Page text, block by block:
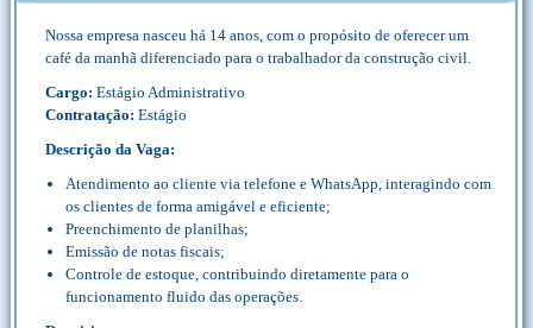
Nossa empresa nasceu há 14 anos, com o propósito de oferecer um
café da manhã diferenciado para o trabalhador da construção civil.
Cargo: Estágio Administrativo
Contratação: Estágio
Descrição da Vaga:
Atendimento ao cliente via telefone e WhatsApp, interagindo com
os clientes de forma amigável e eficiente;
Preenchimento de planilhas;
Emissão de notas fiscais;
Controle de estoque, contribuindo diretamente para o
funcionamento fluido das operações.